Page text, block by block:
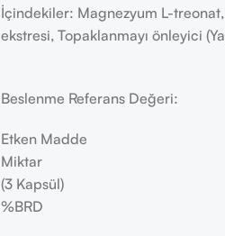
İçindekiler: Magnezyum L-
ekstresi, Topaklanmayı önleyici
Beslenme Referans Değeri:
Etken Madde
Miktar
(3 Kapsül)
%BRD